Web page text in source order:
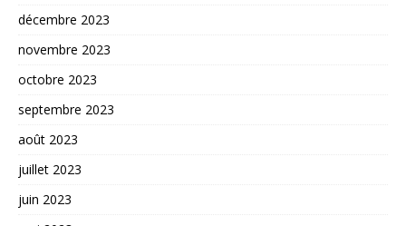
décembre 2023
novembre 2023
octobre 2023
septembre 2023
août 2023
juillet 2023
juin 2023